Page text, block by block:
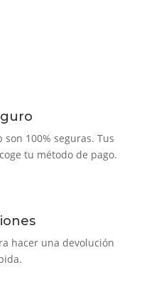
100% seguras. Tus
tu método de pago.
hacer una devolución